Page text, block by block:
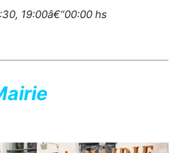
19:00â€“00:00 hs